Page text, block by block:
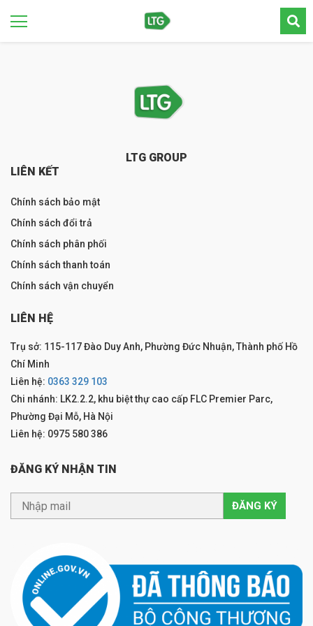
LTG GROUP
LIÊN KẾT
Chính sách bảo mật
Chính sách đổi trả
Chính sách phân phối
Chính sách thanh toán
Chính sách vận chuyển
LIÊN HỆ
Trụ sở: 115-117 Đào Duy Anh, Phường Đức Nhuận, Thành phố Hồ
Chí Minh
Liên hệ: 0363 329 103
Chi nhánh: LK2.2.2, khu biệt thự cao cấp FLC Premier Parc,
Phường Đại Mỗ, Hà Nội
Liên hệ: 0975 580 386
ĐĂNG KÝ NHẬN TIN